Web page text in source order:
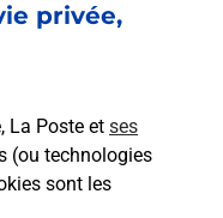
privée,
La Poste et ses
(ou technologies
sont les